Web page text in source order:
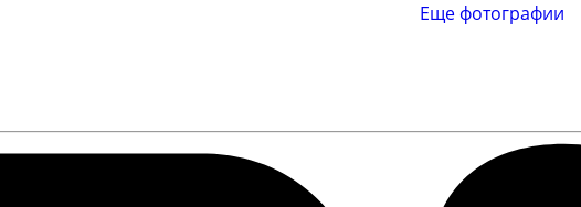
Еще фотографии